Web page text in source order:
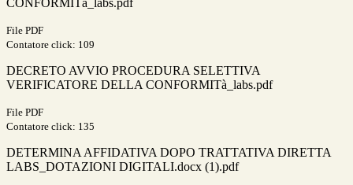
File PDF
Contatore click: 109
DECRETO AVVIO PROCEDURA SELETTIVA
VERIFICATORE DELLA CONFORMITà_labs.pdf
File PDF
Contatore click: 135
DETERMINA AFFIDATIVA DOPO TRATTATIVA DIRETTA
LABS_DOTAZIONI DIGITALI.docx (1).pdf